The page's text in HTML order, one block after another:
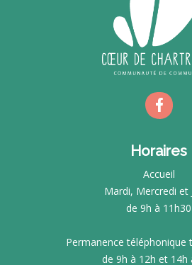
Horaires
Accueil
Mardi, Mercredi et
de 9h à 11h30
Permanence téléphonique
de 9h à 12h et 14h